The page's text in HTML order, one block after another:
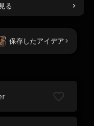
る
保存したアイデア